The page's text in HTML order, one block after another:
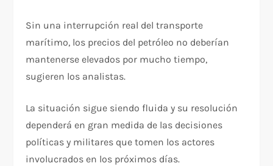
Sin una interrupción real del transporte
marítimo, los precios del petróleo no deberían
mantenerse elevados por mucho tiempo,
sugieren los analistas.
La situación sigue siendo fluida y su resolución
dependerá en gran medida de las decisiones
políticas y militares que tomen los actores
involucrados en los próximos días.